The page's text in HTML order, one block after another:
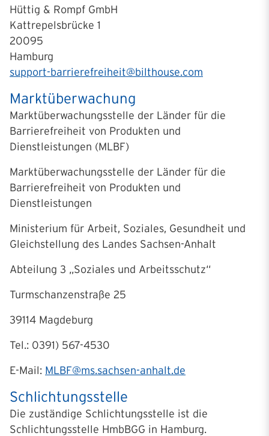
Hüttig & Rompf GmbH
Kattrepelsbrücke 1
20095
Hamburg
support-barrierefreiheit@bilthouse.com
Marktüberwachung
Marktüberwachungsstelle der Länder für die
Barrierefreiheit von Produkten und
Dienstleistungen (MLBF)
Marktüberwachungsstelle der Länder für die
Barrierefreiheit von Produkten und
Dienstleistungen
Ministerium für Arbeit, Soziales, Gesundheit und
Gleichstellung des Landes Sachsen-Anhalt
Abteilung 3 „Soziales und Arbeitsschutz“
Turmschanzenstraße 25
39114 Magdeburg
Tel.: 0391) 567-4530
E-Mail: MLBF@ms.sachsen-anhalt.de
Schlichtungsstelle
Die zuständige Schlichtungsstelle ist die
Schlichtungsstelle HmbBGG in Hamburg.